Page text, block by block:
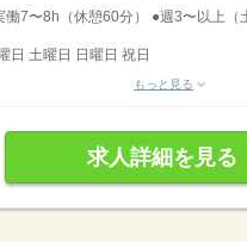
7〜8h（休憩60分） ●週3〜以上（
日 土曜日 日曜日 祝日
もっと見る
求人詳細を見る